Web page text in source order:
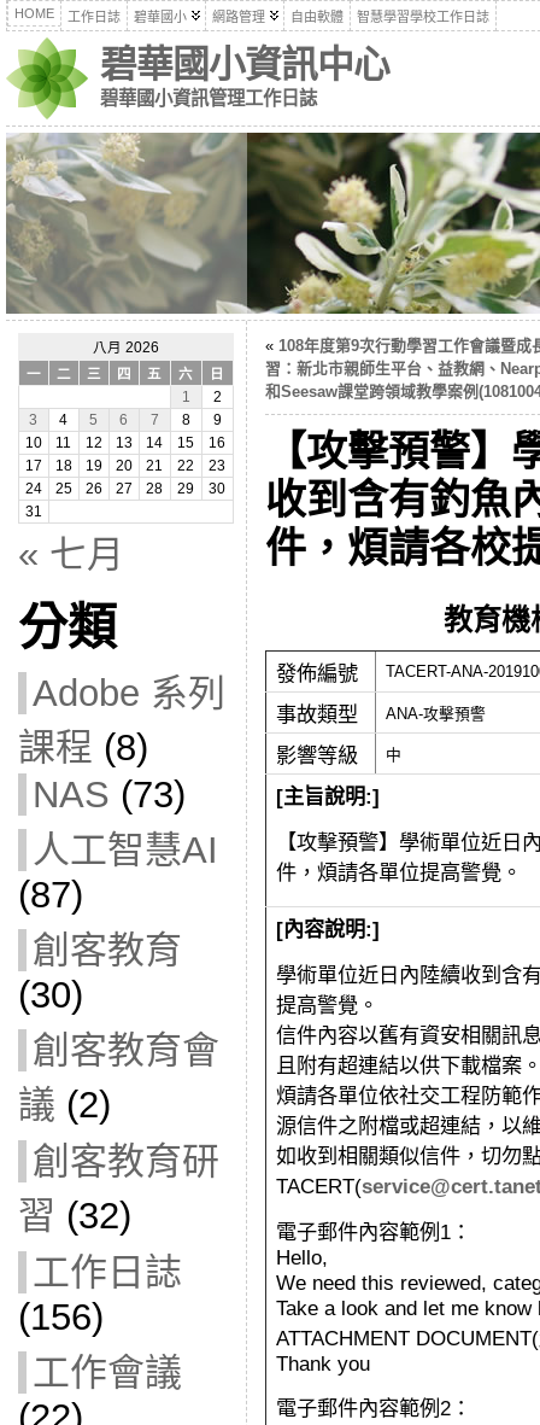
HOME 工作日誌 碧華國小 網路管理 自由軟體 智慧學習學校工作日誌
碧華國小資訊中心
碧華國小資訊管理工作日誌
八月 2026
一
二 三 四 五 六
日
1
2
3
4 5 6 7 8
9
10
11 12 13 14 15
16
17
18 19 20 21 22
23
24
25 26 27 28 29
30
31
« 七月
分類
Adobe 系列
課程 (8)
NAS (73)
人工智慧AI
(87)
創客教育
(30)
創客教育會
議 (2)
創客教育研
習 (32)
工作日誌
(156)
工作會議
« 108年度第9次行動學習工作會議暨成
習：新北市親師生平台、益教網、
和Seesaw課堂跨領域教學案例
【攻擊預警】
收到含有釣魚
件，煩請各校
教育機
發佈編號 TACERT-ANA-
事故類型 ANA-攻擊預警
影響等級 中
[主旨說明:]
【攻擊預警】 學術單位近日
件， 煩請各單位提高警覺。
[內容說明:]
學術單位近日內陸續收到含
提高警覺。
信件內容以舊有資安相關訊
且附有超連結以供下載檔案
煩請各單位依社交工程防範
源信件之附檔或超連結，以
如收到相關類似信件，切勿
TACERT(service@cert.
電子郵件內容範例1：
Hello,
We need this reviewed,
Take a look and let me
ATTACHMENT
Thank you
電子郵件內容範例2：